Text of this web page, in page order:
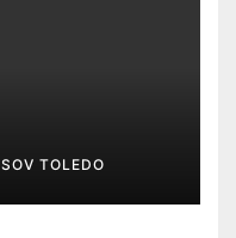
SOV TOLEDO